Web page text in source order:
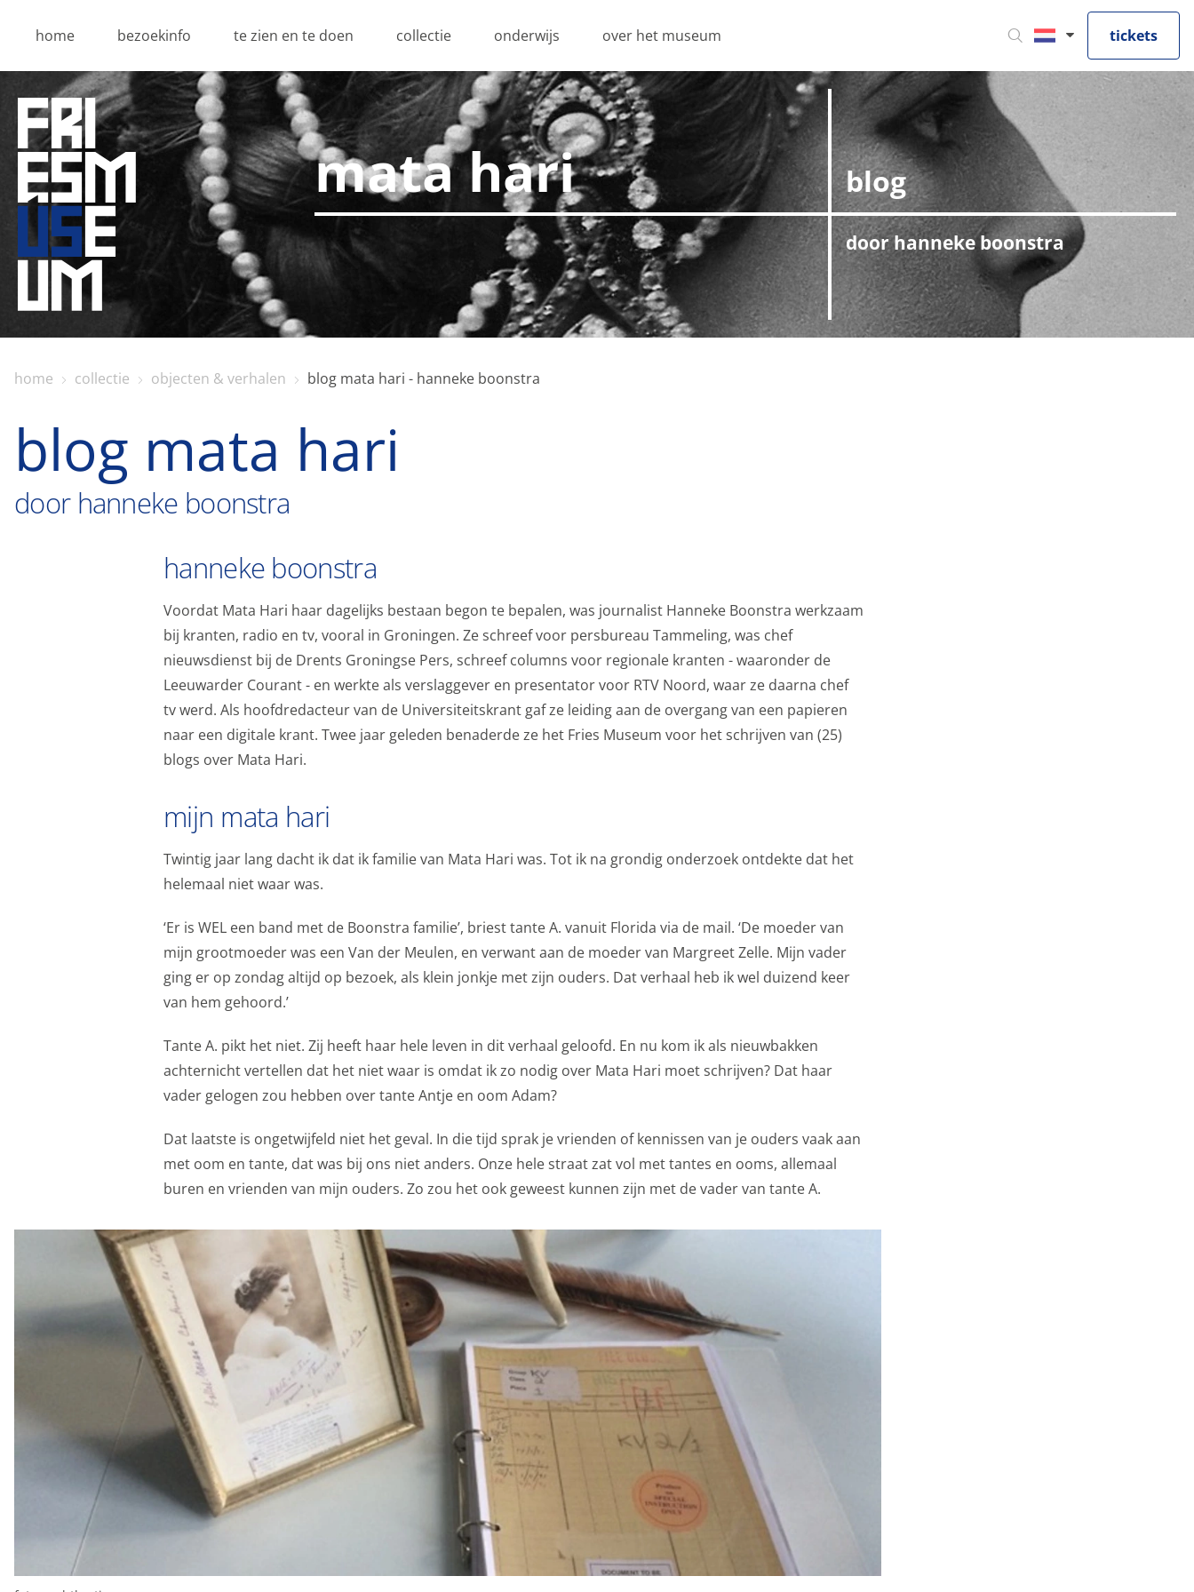
home bezoekinfo te zien en te doen collectie onderwijs over het museum tickets
mata hari blog
door hanneke boonstra
home collectie objecten & verhalen blog mata hari - hanneke boonstra
blog mata hari
door hanneke boonstra
hanneke boonstra
Voordat Mata Hari haar dagelijks bestaan begon te bepalen, was journalist Hanneke Boonstra werkzaam
bij kranten, radio en tv, vooral in Groningen. Ze schreef voor persbureau Tammeling, was chef
nieuwsdienst bij de Drents Groningse Pers, schreef columns voor regionale kranten - waaronder de
Leeuwarder Courant - en werkte als verslaggever en presentator voor RTV Noord, waar ze daarna chef
tv werd. Als hoofdredacteur van de Universiteitskrant gaf ze leiding aan de overgang van een papieren
naar een digitale krant. Twee jaar geleden benaderde ze het Fries Museum voor het schrijven van (25)
blogs over Mata Hari.
mijn mata hari
Twintig jaar lang dacht ik dat ik familie van Mata Hari was. Tot ik na grondig onderzoek ontdekte dat het
helemaal niet waar was.
‘Er is WEL een band met de Boonstra familie’, briest tante A. vanuit Florida via de mail. ‘De moeder van
mijn grootmoeder was een Van der Meulen, en verwant aan de moeder van Margreet Zelle. Mijn vader
ging er op zondag altijd op bezoek, als klein jonkje met zijn ouders. Dat verhaal heb ik wel duizend keer
van hem gehoord.’
Tante A. pikt het niet. Zij heeft haar hele leven in dit verhaal geloofd. En nu kom ik als nieuwbakken
achternicht vertellen dat het niet waar is omdat ik zo nodig over Mata Hari moet schrijven? Dat haar
vader gelogen zou hebben over tante Antje en oom Adam?
Dat laatste is ongetwijfeld niet het geval. In die tijd sprak je vrienden of kennissen van je ouders vaak aan
met oom en tante, dat was bij ons niet anders. Onze hele straat zat vol met tantes en ooms, allemaal
buren en vrienden van mijn ouders. Zo zou het ook geweest kunnen zijn met de vader van tante A.
Privacy opties
Dankzij cookies hoef je niet steeds dezelfde informatie in te voeren wanneer je onze site bekijkt. Ze
geven ons ook inzicht hoe je onze site bekijkt. Zo kunnen wij deze steeds beter maken.